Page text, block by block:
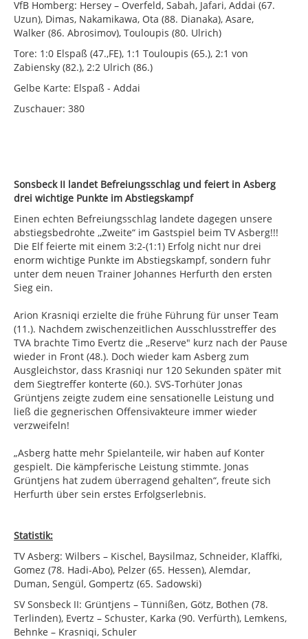
VfB Homberg: Hersey – Overfeld, Sabah, Jafari, Addai (67.
Uzun), Dimas, Nakamikawa, Ota (88. Dianaka), Asare,
Walker (86. Abrosimov), Touloupis (80. Ulrich)
Tore: 1:0 Elspaß (47.,FE), 1:1 Touloupis (65.), 2:1 von
Zabiensky (82.), 2:2 Ulrich (86.)
Gelbe Karte: Elspaß - Addai
Zuschauer: 380
Sonsbeck II landet Befreiungsschlag und feiert in Asberg
drei wichtige Punkte im Abstiegskampf
Einen echten Befreiungsschlag landete dagegen unsere
abstiegsbedrohte ,,Zweite“ im Gastspiel beim TV Asberg!!!
Die Elf feierte mit einem 3:2-(1:1) Erfolg nicht nur drei
enorm wichtige Punkte im Abstiegskampf, sondern fuhr
unter dem neuen Trainer Johannes Herfurth den ersten
Sieg ein.
Arion Krasniqi erzielte die frühe Führung für unser Team
(11.). Nachdem zwischenzeitlichen Ausschlusstreffer des
TVA brachte Timo Evertz die ,,Reserve" kurz nach der Pause
wieder in Front (48.). Doch wieder kam Asberg zum
Ausgleichstor, dass Krasniqi nur 120 Sekunden später mit
dem Siegtreffer konterte (60.). SVS-Torhüter Jonas
Grüntjens zeigte zudem eine sensationelle Leistung und
ließ die gegnerischen Offensivakteure immer wieder
verzweifeln!
„Asberg hatte mehr Spielanteile, wir haben auf Konter
gespielt. Die kämpferische Leistung stimmte. Jonas
Grüntjens hat zudem überragend gehalten“, freute sich
Herfurth über sein erstes Erfolgserlebnis.
Statistik:
TV Asberg: Wilbers – Kischel, Baysilmaz, Schneider, Klaffki,
Gomez (78. Hadi-Abo), Pelzer (65. Hessen), Alemdar,
Duman, Sengül, Gompertz (65. Sadowski)
SV Sonsbeck II: Grüntjens – Tünnißen, Götz, Bothen (78.
Terlinden), Evertz – Schuster, Karka (90. Verfürth), Lemkens,
Behnke – Krasniqi, Schuler